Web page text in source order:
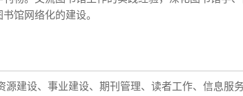
馆网络化的建设。
源建设、事业建设、期刊管理、读者工作、信息服